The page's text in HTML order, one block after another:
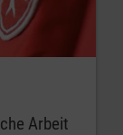
Arbeit